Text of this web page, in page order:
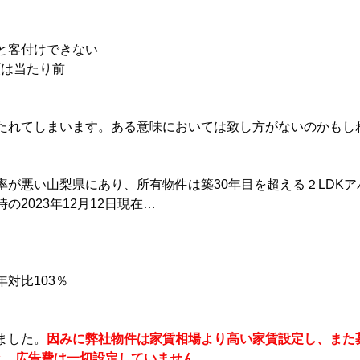
付けできない
当たり前
れてしまいます。ある意味においては致し方がないのかもし
が悪い山梨県にあり、所有物件は築30年目を超える２LDK
の2023年12月12日現在…
比103％
た。
因みに弊社物件は家賃相場より高い家賃設定し、ま